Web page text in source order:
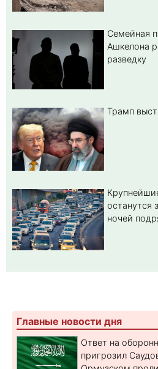
Семейная
Ашкелона
разведку
Трамп
останутся
ночей
Главные новости дня
Ответ на
пригрозил